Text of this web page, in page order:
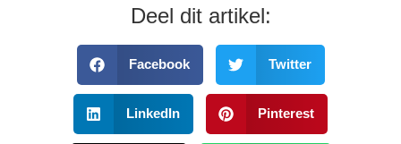
Deel dit artikel:
Facebook Twitter
LinkedIn Pinterest